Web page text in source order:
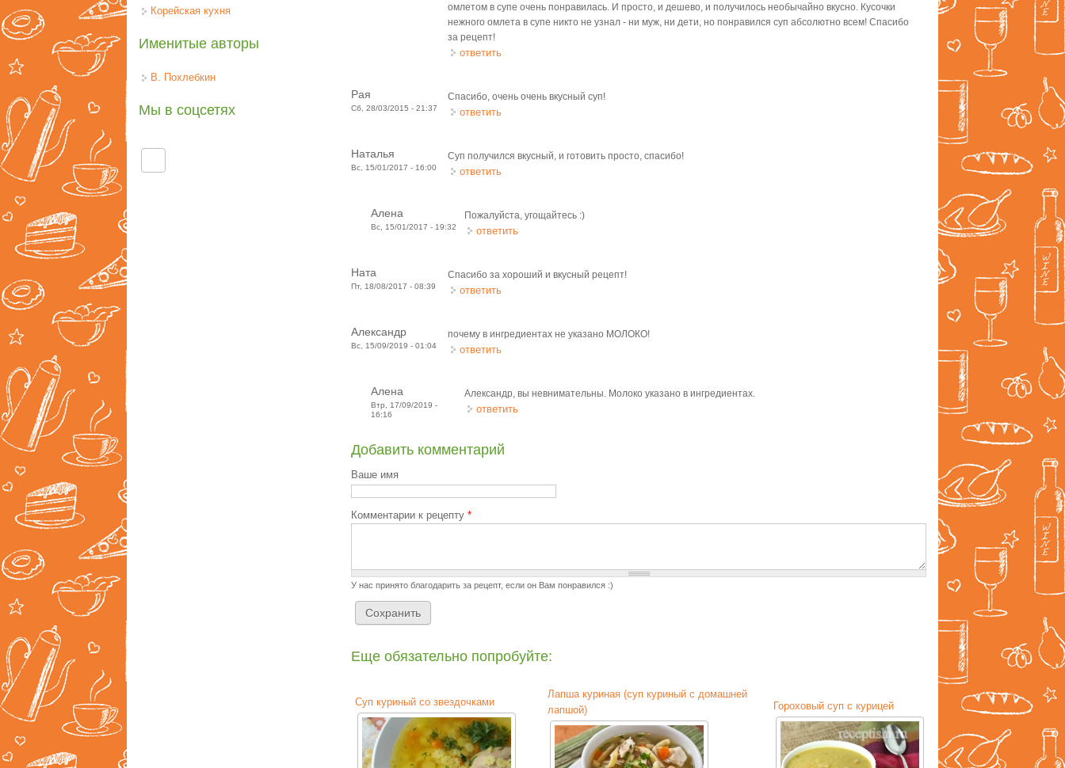
омлетом в супе очень понравилась. И просто, и дешево, и получилось необычайно вкусно. Кусочки
нежного омлета в супе никто не узнал - ни муж, ни дети, но понравился суп абсолютно всем! Спасибо
за рецепт!
ответить
Рая
Сб, 28/03/2015 - 21:37
Спасибо, очень очень вкусный суп!
ответить
Наталья
Вс, 15/01/2017 - 16:00
Суп получился вкусный, и готовить просто, спасибо!
ответить
Алена
Вс, 15/01/2017 - 19:32
Пожалуйста, угощайтесь :)
ответить
Ната
Пт, 18/08/2017 - 08:39
Спасибо за хороший и вкусный рецепт!
ответить
Александр
Вс, 15/09/2019 - 01:04
почему в ингредиентах не указано МОЛОКО!
ответить
Алена
Втр, 17/09/2019 -
16:16
Александр, вы невнимательны. Молоко указано в ингредиентах.
ответить
Добавить комментарий
Ваше имя
Комментарии к рецепту*
У нас принято благодарить за рецепт, если он Вам понравился :)
Еще обязательно попробуйте:
Суп куриный со звездочками
Лапша куриная (суп куриный с домашней
лапшой)
Гороховый суп с курицей
Корейская кухня
Именитые авторы
В. Похлебкин
Мы в соцсетях